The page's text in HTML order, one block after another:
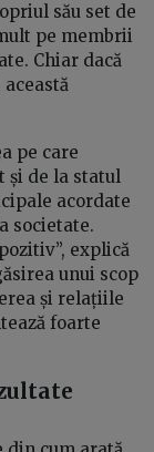
său set de
pe membrii
Chiar dacă
pe care
și de la statul
acordate
societate.
explică
unui scop
și relațiile
foarte